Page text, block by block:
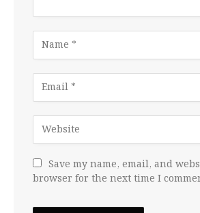
Save my name, email, and
browser for the next time I